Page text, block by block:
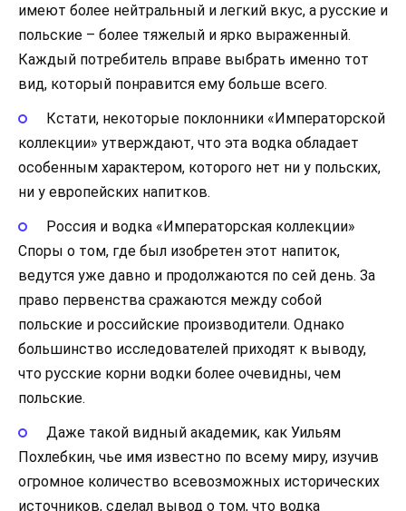
имеют более нейтральный и легкий вкус, а русские и
польские – более тяжелый и ярко выраженный.
Каждый потребитель вправе выбрать именно тот
вид, который понравится ему больше всего.
Кстати, некоторые поклонники «Императорской
коллекции» утверждают, что эта водка обладает
особенным характером, которого нет ни у польских,
ни у европейских напитков.
Россия и водка «Императорская коллекции»
Споры о том, где был изобретен этот напиток,
ведутся уже давно и продолжаются по сей день. За
право первенства сражаются между собой
польские и российские производители. Однако
большинство исследователей приходят к выводу,
что русские корни водки более очевидны, чем
польские.
Даже такой видный академик, как Уильям
Похлебкин, чье имя известно по всему миру, изучив
огромное количество всевозможных исторических
источников, сделал вывод о том, что водка